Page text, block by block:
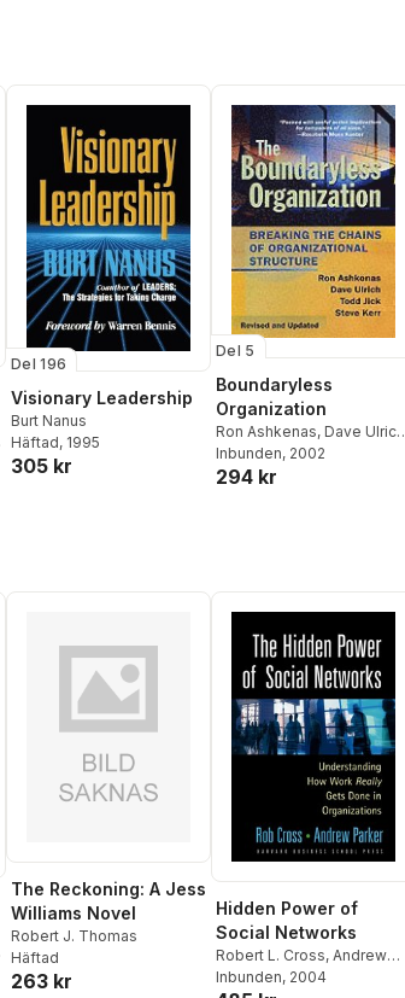
Del 196
Visionary Leadership
Burt Nanus
Häftad, 1995
305 kr
Del 5
Boundaryless
Organization
Ron Ashkenas, Dave Ulrich
Todd Jick ,Steve Kerr
Inbunden, 2002
294 kr
The Reckoning: A Jess
Williams Novel
Robert J. Thomas
Häftad
263 kr
Hidden Power of
Social Networks
Robert L. Cross, Andrew
Parker
Inbunden, 2004